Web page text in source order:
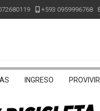
+593 0959996768
INGRESO PROVIVIR